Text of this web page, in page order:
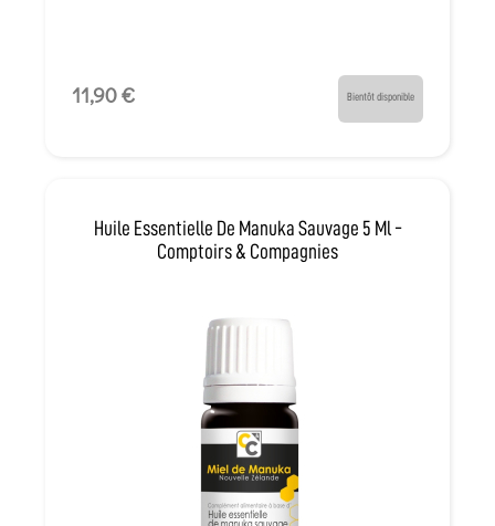
11,90 € Bientôt disponible
Huile Essentielle De Manuka Sauvage 5 Ml -
Comptoirs & Compagnies